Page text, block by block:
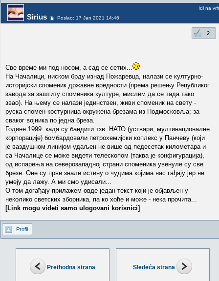
Prethodna strana Sledeća strana
Sirius Poslao: 17 Jan 2021 14:46
Idi na vrh
2
Све време ми под носом, а сад се сетих...
На Чачалици, ниском брду изнад Пожаревца, налази се културно-
историјски споменик државне вредности (према решењу Републиког
завода за заштиту споменика културе, мислим да се тада тако
звао). На њему се налази јединствен, живи споменик на свету -
руска спомен-костурница окружена брезама из Подмосковља; за
сваког војника по једна бреза.
Године 1999. када су бандити тзв. НАТО (уствари, мултинационалне
корпорације) бомбардовали петрохемијски коплекс у Панчеву (који
је ваздушном линијом удаљен не више од педесетак километара и
са Чачалице се може видети телескопом (таква је конфигурација),
од испарења на северозападној страни споменика увенуле су све
брезе. Оне су прве знале истину о чудима којима нас гађају јер не
умеју да лажу. А ми смо удисали...
О том догађају прилажем овде један текст који је објављен у
неколико светских зборника, па ко хоће и може - нека прочита...
[Link mogu videti samo ulogovani korisnici]
Profil